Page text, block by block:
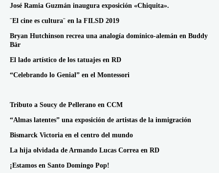
José Ramia Guzmán inaugura exposición «Chiquita».
¨El cine es cultura¨ en la FILSD 2019
Bryan Hutchinson recrea una analogía domínico-alemán en Buddy
Bär
El lado artístico de los tatuajes en RD
“Celebrando lo Genial” en el Montessori
Tributo a Soucy de Pellerano en CCM
“Almas latentes” una exposición de artistas de la inmigración
Bismarck Victoria en el centro del mundo
La hija olvidada de Armando Lucas Correa en RD
¡Estamos en Santo Domingo Pop!